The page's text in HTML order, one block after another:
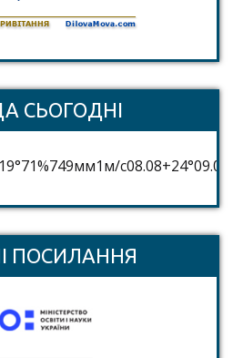
СЬОГОДНІ
71%749мм1м/c08.08+24°09.08
ПОСИЛАННЯ